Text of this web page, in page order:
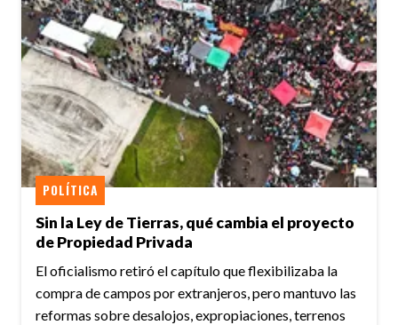
Sin la Ley de Tierras, qué cambia el proyecto
de Propiedad Privada
POLÍTICA
El oficialismo retiró el capítulo que flexibilizaba la
compra de campos por extranjeros, pero mantuvo las
reformas sobre desalojos, expropiaciones, terrenos